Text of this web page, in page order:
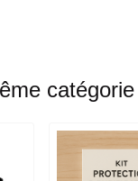
catégorie